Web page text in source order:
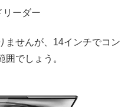
リーダー
ませんが、14インチでコン
でしょう。